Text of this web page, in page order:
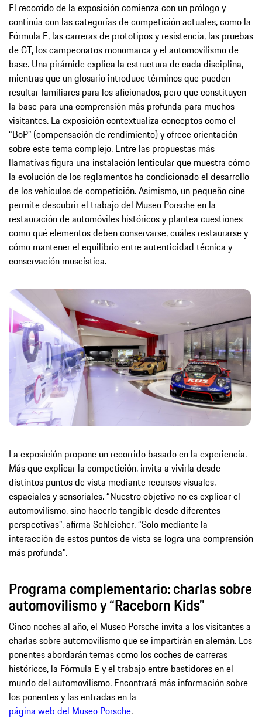
El recorrido de la exposición comienza con un prólogo y
continúa con las categorías de competición actuales, como la
Fórmula E, las carreras de prototipos y resistencia, las pruebas
de GT, los campeonatos monomarca y el automovilismo de
base. Una pirámide explica la estructura de cada disciplina,
mientras que un glosario introduce términos que pueden
resultar familiares para los aficionados, pero que constituyen
la base para una comprensión más profunda para muchos
visitantes. La exposición contextualiza conceptos como el
“BoP” (compensación de rendimiento) y ofrece orientación
sobre este tema complejo. Entre las propuestas más
llamativas figura una instalación lenticular que muestra cómo
la evolución de los reglamentos ha condicionado el desarrollo
de los vehículos de competición. Asimismo, un pequeño cine
permite descubrir el trabajo del Museo Porsche en la
restauración de automóviles históricos y plantea cuestiones
como qué elementos deben conservarse, cuáles restaurarse y
cómo mantener el equilibrio entre autenticidad técnica y
conservación museística.
La exposición propone un recorrido basado en la experiencia.
Más que explicar la competición, invita a vivirla desde
distintos puntos de vista mediante recursos visuales,
espaciales y sensoriales. “Nuestro objetivo no es explicar el
automovilismo, sino hacerlo tangible desde diferentes
perspectivas”, afirma Schleicher. “Solo mediante la
interacción de estos puntos de vista se logra una comprensión
más profunda”.
Programa complementario: charlas sobre
automovilismo y “Raceborn Kids”
Cinco noches al año, el Museo Porsche invita a los visitantes a
charlas sobre automovilismo que se impartirán en alemán. Los
ponentes abordarán temas como los coches de carreras
históricos, la Fórmula E y el trabajo entre bastidores en el
mundo del automovilismo. Encontrará más información sobre
los ponentes y las entradas en la
página web del Museo Porsche.